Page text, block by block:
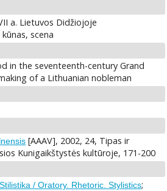
a. Lietuvos Didžiojoje
scena
in the seventeenth-century Grand
of a Lithuanian nobleman
[AAAV], 2002, 24, Tipas ir
Kunigaikštystės kultūroje, 171-200
/ Oratory. Rhetoric. Stylistics;